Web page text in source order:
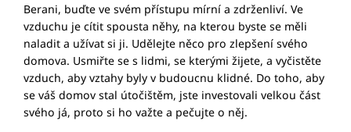
Berani, buďte ve svém přístupu mírní a zdrženliví. Ve
vzduchu je cítit spousta něhy, na kterou byste se měli
naladit a užívat si ji. Udělejte něco pro zlepšení svého
domova. Usmiřte se s lidmi, se kterými žijete, a vyčistěte
vzduch, aby vztahy byly v budoucnu klidné. Do toho, aby
se váš domov stal útočištěm, jste investovali velkou část
svého já, proto si ho važte a pečujte o něj.